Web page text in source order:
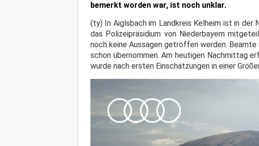
bemerkt worden war, ist noch unklar.
(ty) In Aiglsbach im Landkreis Kelheim ist in der
das Polizeipräsidium von Niederbayern
noch keine Aussagen getroffen werden.
schon übernommen. Am heutigen Nachmittag
wurde nach ersten Einschätzungen in einer